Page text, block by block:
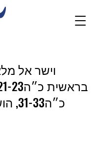
כ״ה31-33, הושע י״ב4-5